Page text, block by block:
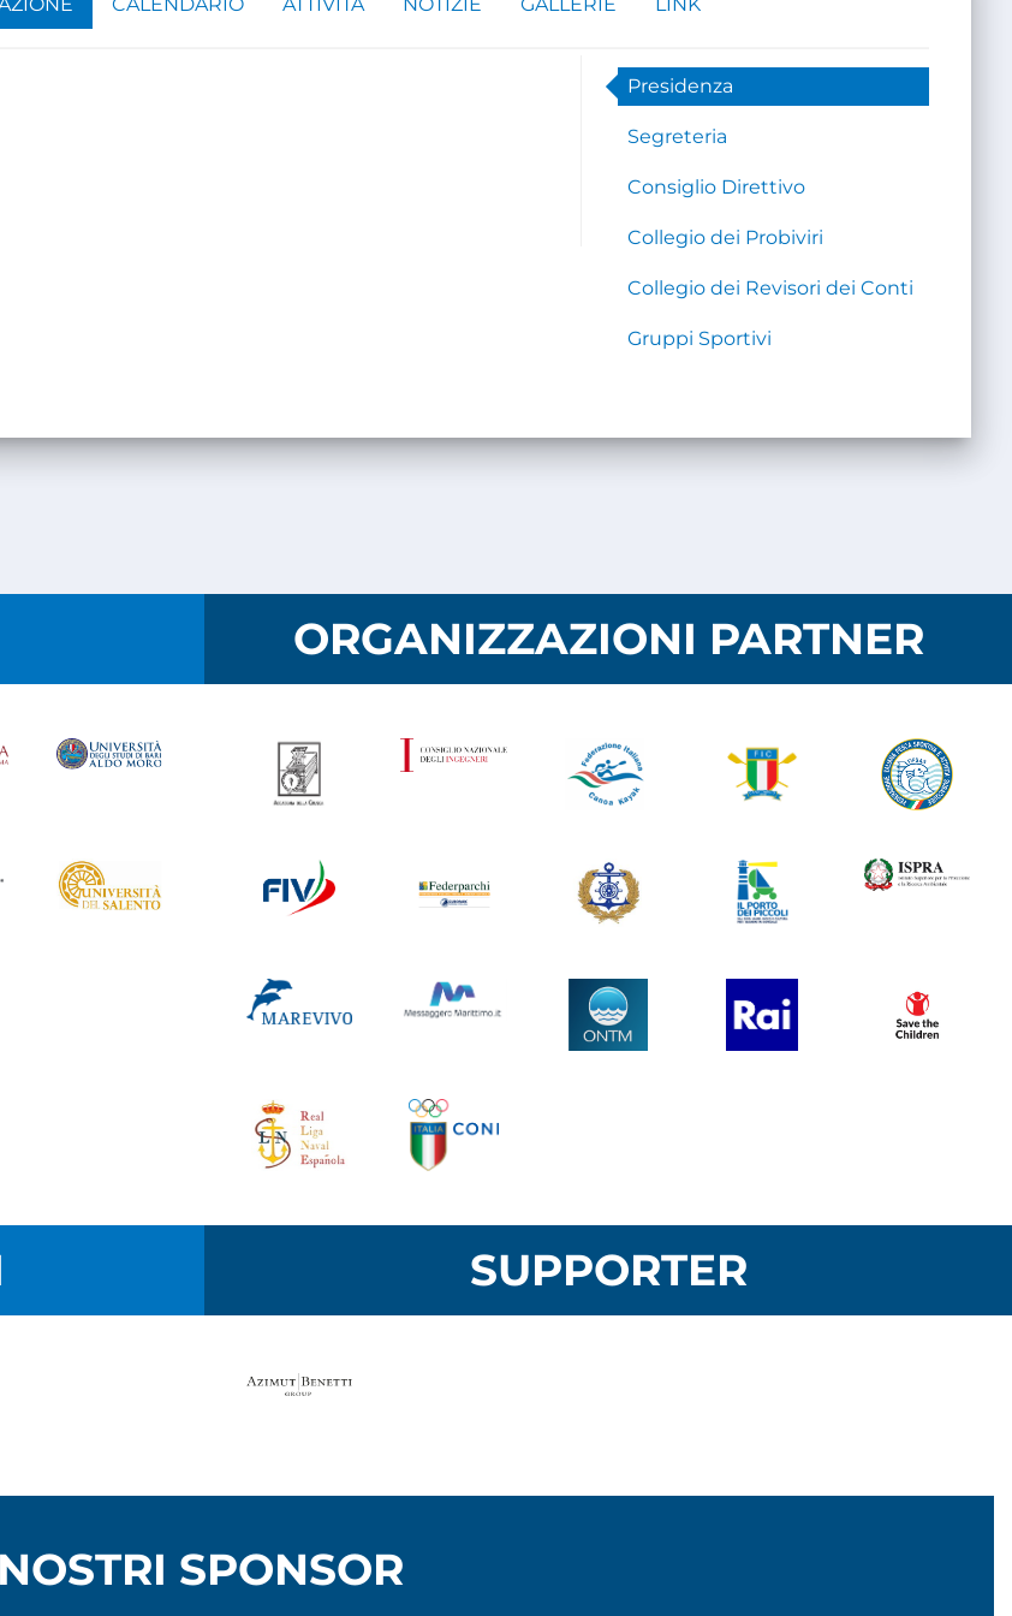
Presidenza
Segreteria
Consiglio Direttivo
Collegio dei Probiviri
Collegio dei Revisori dei Conti
Gruppi Sportivi
ORGANIZZAZIONI PARTNER
SUPPORTER
SPONSOR